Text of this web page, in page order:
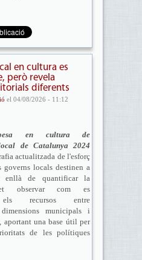
en cultura es
però revela
diferents
el 04/08/2026 - 11:12
en cultura de
de Catalunya 2024
actualitzada de l'esforç
governs locals destinen a
enllà de quantificar la
observar com es
els recursos entre
dimensions municipals i
aportant una base útil per
de les polítiques